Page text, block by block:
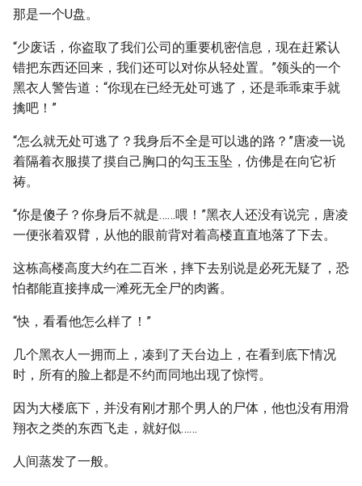
那是一个U盘。
“少废话，你盗取了我们公司的重要机密信息，现在赶紧认
错把东西还回来，我们还可以对你从轻处置。”领头的一个
黑衣人警告道：“你现在已经无处可逃了，还是乖乖束手就
擒吧！”
“怎么就无处可逃了？我身后不全是可以逃的路？”唐凌一说
着隔着衣服摸了摸自己胸口的勾玉玉坠，仿佛是在向它祈
祷。
“你是傻子？你身后不就是……喂！”黑衣人还没有说完，唐凌
一便张着双臂，从他的眼前背对着高楼直直地落了下去。
这栋高楼高度大约在二百米，摔下去别说是必死无疑了，恐
怕都能直接摔成一滩死无全尸的肉酱。
“快，看看他怎么样了！”
几个黑衣人一拥而上，凑到了天台边上，在看到底下情况
时，所有的脸上都是不约而同地出现了惊愕。
因为大楼底下，并没有刚才那个男人的尸体，他也没有用滑
翔衣之类的东西飞走，就好似……
人间蒸发了一般。